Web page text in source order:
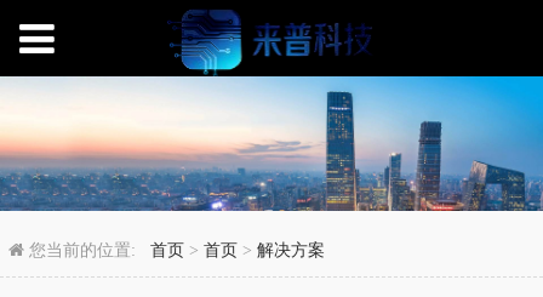
存储过程在数据库优化
您当前的位置:首页 >首页 >解决方案